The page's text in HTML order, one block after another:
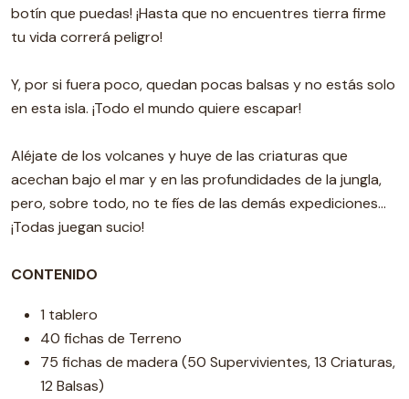
botín que puedas! ¡Hasta que no encuentres tierra firme
tu vida correrá peligro!
Y, por si fuera poco, quedan pocas balsas y no estás solo
en esta isla. ¡Todo el mundo quiere escapar!
Aléjate de los volcanes y huye de las criaturas que
acechan bajo el mar y en las profundidades de la jungla,
pero, sobre todo, no te fíes de las demás expediciones...
¡Todas juegan sucio!
CONTENIDO
1 tablero
40 fichas de Terreno
75 fichas de madera (50 Supervivientes, 13 Criaturas,
12 Balsas)